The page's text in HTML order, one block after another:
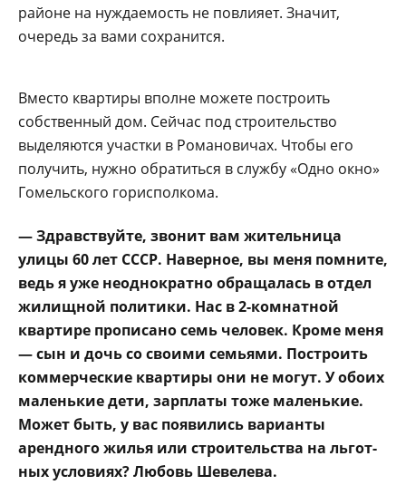
районе на нуждае­мость не повлияет. Зна­чит,
очередь за вами со­хранится.
Вместо квартиры вполне можете постро­ить
собственный дом. Сейчас под строитель­ство
выделяются участ­ки в Романовичах. Чтобы его
получить, нужно об­ратиться в службу «Од­но окно»
Гомельского горисполкома.
— Здравствуйте, зво­нит вам жительни­ца
улицы 60 лет СССР. Наверное, вы меня пом­ните,
ведь я уже неоднократно обращалась в отдел
жилищной поли­тики. Нас в 2-комнатной
квартире прописано семь человек. Кроме меня
— сын и дочь со своими семьями. По­строить
коммерческие квартиры они не могут. У обоих
маленькие дети, зарплаты тоже малень­кие.
Может быть, у вас появились варианты
арендного жилья или строительства на льгот­
ных условиях? Любовь Шевелева.